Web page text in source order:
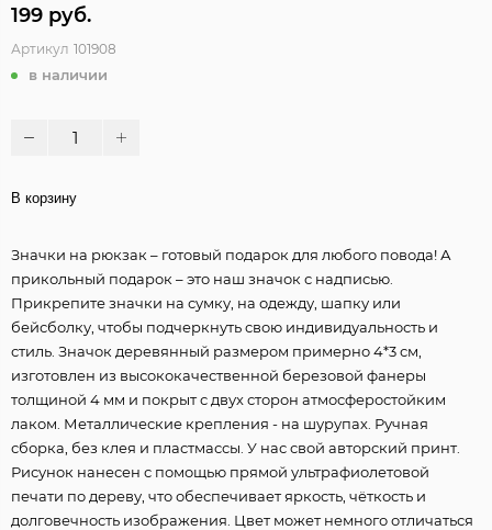
199 руб.
Артикул 101908
в наличии
В корзину
Значки на рюкзак – готовый подарок для любого повода! А
прикольный подарок – это наш значок с надписью.
Прикрепите значки на сумку, на одежду, шапку или
бейсболку, чтобы подчеркнуть свою индивидуальность и
стиль. Значок деревянный размером примерно 4*3 см,
изготовлен из высококачественной березовой фанеры
толщиной 4 мм и покрыт с двух сторон атмосферостойким
лаком. Металлические крепления - на шурупах. Ручная
сборка, без клея и пластмассы. У нас свой авторский принт.
Рисунок нанесен с помощью прямой ультрафиолетовой
печати по дереву, что обеспечивает яркость, чёткость и
долговечность изображения. Цвет может немного отличаться